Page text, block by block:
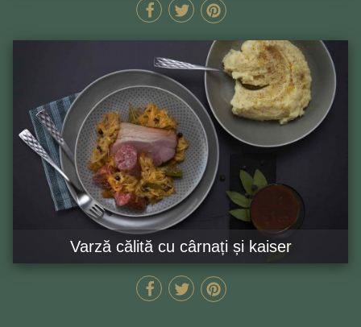
30 MIN GĂTEȘTE ACUM
Varză călită cu cârnați și kaiser
60 MIN GĂTEȘTE ACUM